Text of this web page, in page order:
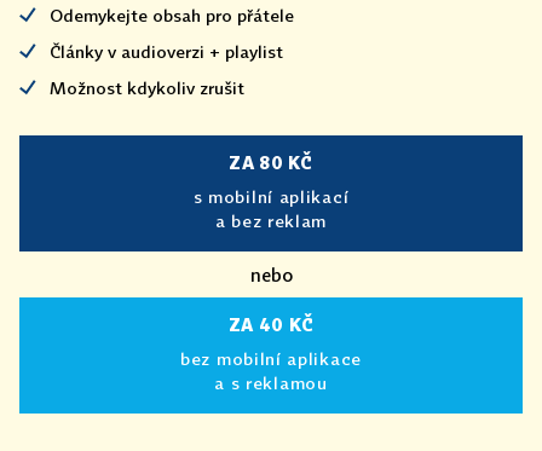
Odemykejte obsah pro přátele
Články v audioverzi + playlist
Možnost kdykoliv zrušit
ZA 80 KČ
s mobilní aplikací
a bez reklam
nebo
ZA 40 KČ
bez mobilní aplikace
a s reklamou